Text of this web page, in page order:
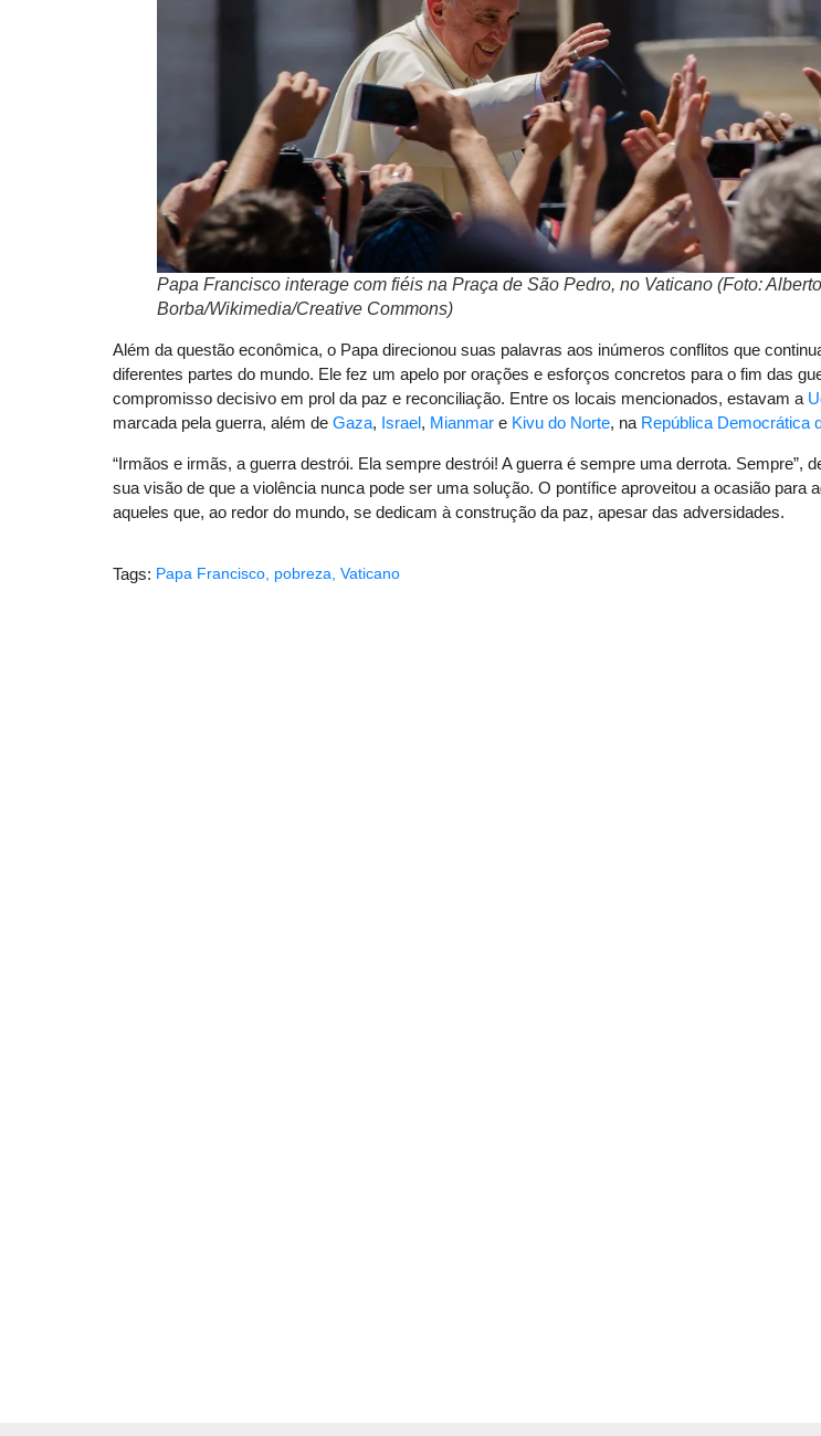
Papa Francisco interage com fiéis na Praça de São Pedro, no Vaticano (Foto: Alberto
Borba/Wikimedia/Creative Commons)
Além da questão econômica, o Papa direcionou suas palavras aos inúmeros conflitos que
diferentes partes do mundo. Ele fez um apelo por orações e esforços concretos para o fim das
compromisso decisivo em prol da paz e reconciliação. Entre os locais mencionados, estavam a
marcada pela guerra, além de Gaza, Israel, Mianmar e Kivu do Norte, na República Democrática
“Irmãos e irmãs, a guerra destrói. Ela sempre destrói! A guerra é sempre uma derrota. Sempre”,
sua visão de que a violência nunca pode ser uma solução. O pontífice aproveitou a ocasião para
aqueles que, ao redor do mundo, se dedicam à construção da paz, apesar das adversidades.
Tags: Papa Francisco, pobreza, Vaticano